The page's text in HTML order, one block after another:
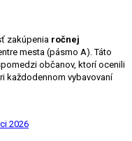
zakúpenia ročnej
mesta (pásmo A). Táto
občanov, ktorí ocenili
každodennom vybavovaní